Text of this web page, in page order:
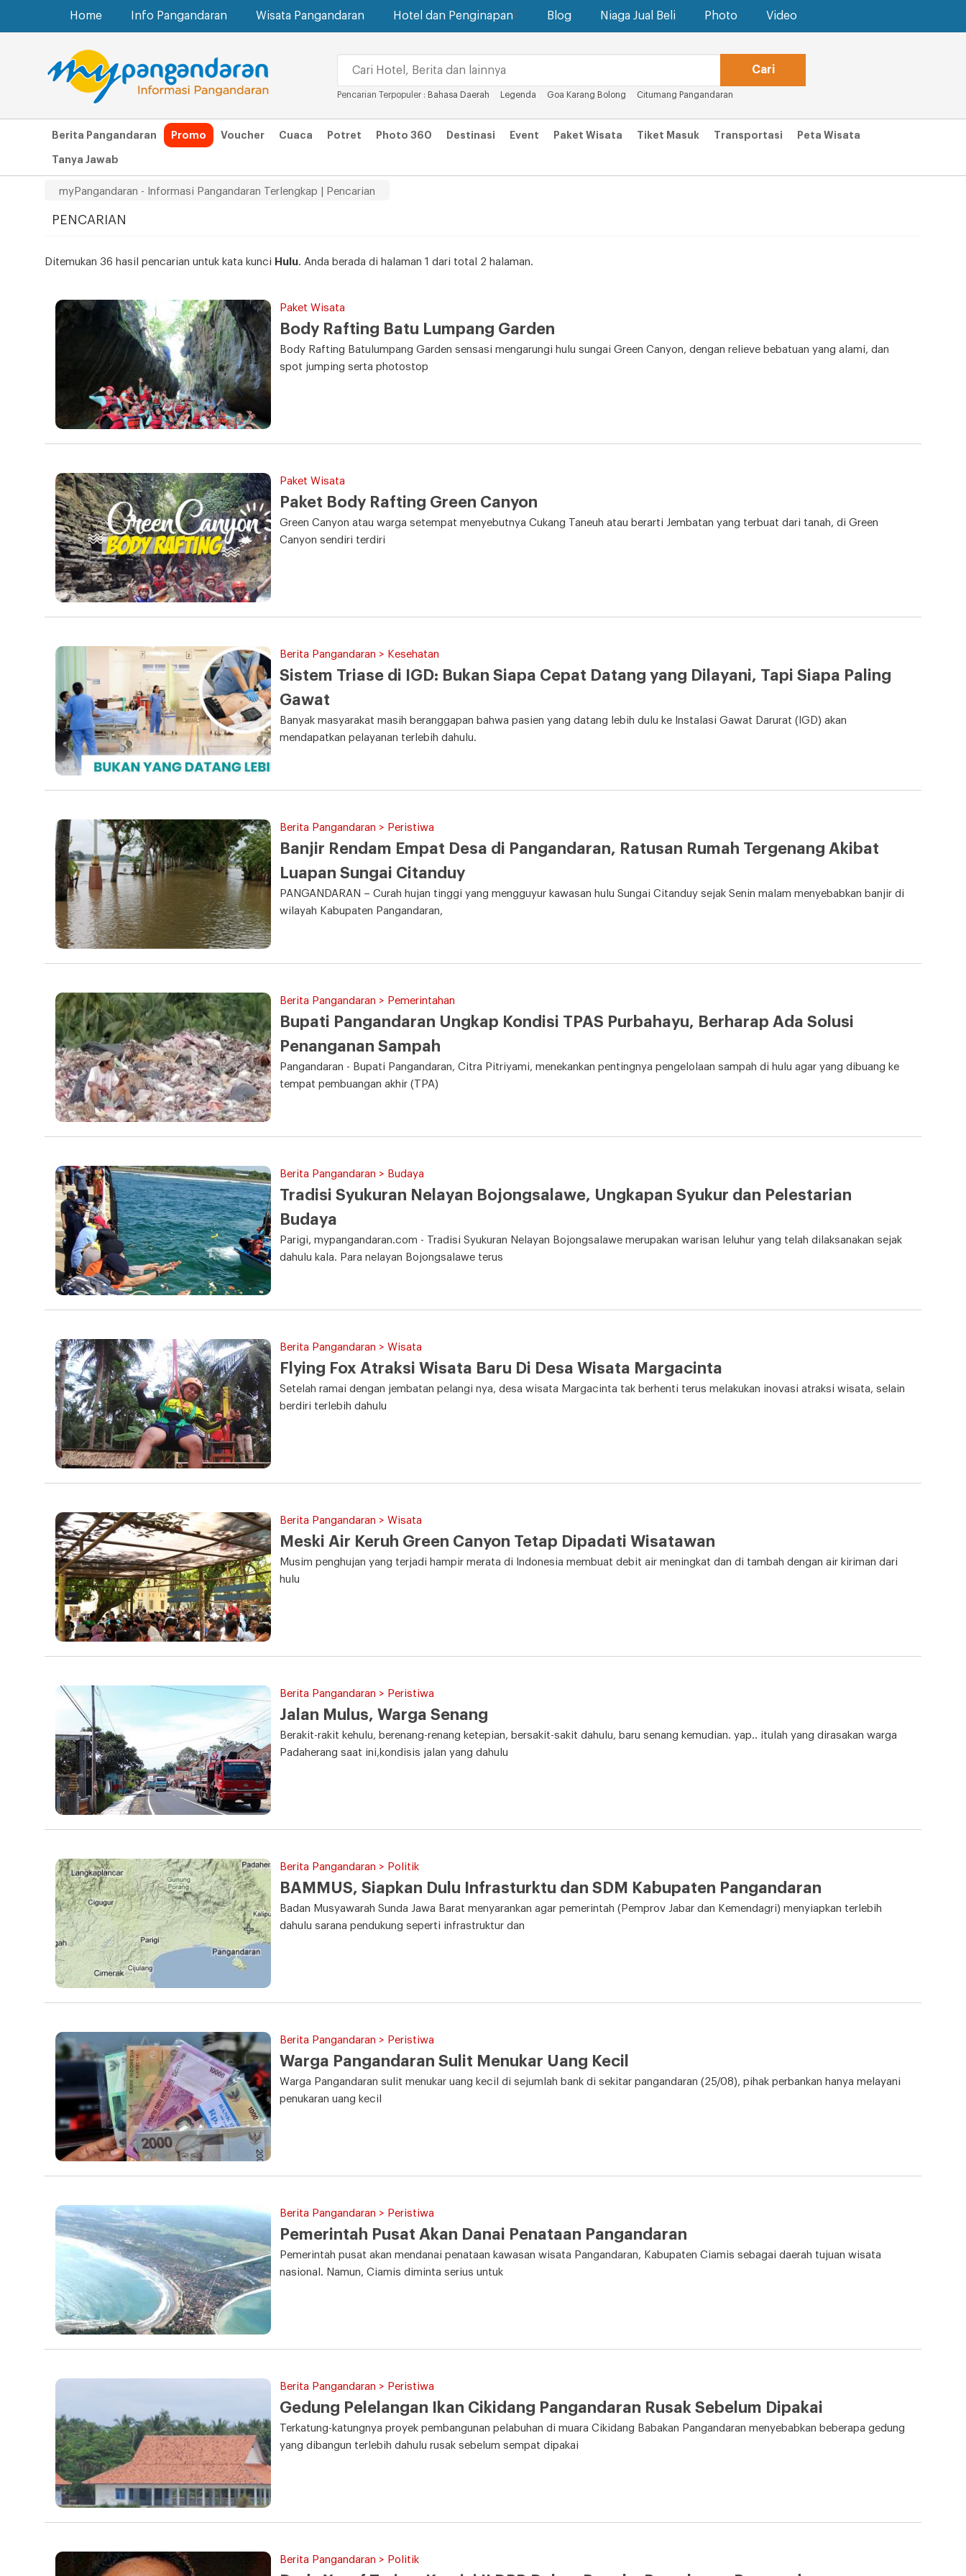
Home Info Pangandaran Wisata Pangandaran Hotel dan Penginapan Blog Niaga Jual Beli Photo Video
Pencarian Terpopuler : Bahasa Daerah Legenda Goa Karang Bolong Citumang Pangandaran
Berita Pangandaran Promo Voucher Cuaca Potret Photo 360 Destinasi Event Paket Wisata Tiket Masuk Transportasi Peta Wisata
Tanya Jawab
myPangandaran - Informasi Pangandaran Terlengkap | Pencarian
PENCARIAN
Ditemukan 36 hasil pencarian untuk kata kunci Hulu. Anda berada di halaman 1 dari total 2 halaman.
Paket Wisata
Body Rafting Batu Lumpang Garden
Body Rafting Batulumpang Garden sensasi mengarungi hulu sungai Green Canyon, dengan relieve bebatuan yang alami, dan
spot jumping serta photostop
Paket Wisata
Paket Body Rafting Green Canyon
Green Canyon atau warga setempat menyebutnya Cukang Taneuh atau berarti Jembatan yang terbuat dari tanah, di Green
Canyon sendiri terdiri
Berita Pangandaran > Kesehatan
Sistem Triase di IGD: Bukan Siapa Cepat Datang yang Dilayani, Tapi Siapa Paling
Gawat
Banyak masyarakat masih beranggapan bahwa pasien yang datang lebih dulu ke Instalasi Gawat Darurat (IGD) akan
mendapatkan pelayanan terlebih dahulu.
Berita Pangandaran > Peristiwa
Banjir Rendam Empat Desa di Pangandaran, Ratusan Rumah Tergenang Akibat
Luapan Sungai Citanduy
PANGANDARAN – Curah hujan tinggi yang mengguyur kawasan hulu Sungai Citanduy sejak Senin malam menyebabkan banjir di
wilayah Kabupaten Pangandaran,
Berita Pangandaran > Pemerintahan
Bupati Pangandaran Ungkap Kondisi TPAS Purbahayu, Berharap Ada Solusi
Penanganan Sampah
Pangandaran - Bupati Pangandaran, Citra Pitriyami, menekankan pentingnya pengelolaan sampah di hulu agar yang dibuang ke
tempat pembuangan akhir (TPA)
Berita Pangandaran > Budaya
Tradisi Syukuran Nelayan Bojongsalawe, Ungkapan Syukur dan Pelestarian
Budaya
Parigi, mypangandaran.com - Tradisi Syukuran Nelayan Bojongsalawe merupakan warisan leluhur yang telah dilaksanakan sejak
dahulu kala. Para nelayan Bojongsalawe terus
Berita Pangandaran > Wisata
Flying Fox Atraksi Wisata Baru Di Desa Wisata Margacinta
Setelah ramai dengan jembatan pelangi nya, desa wisata Margacinta tak berhenti terus melakukan inovasi atraksi wisata, selain
berdiri terlebih dahulu
Berita Pangandaran > Wisata
Meski Air Keruh Green Canyon Tetap Dipadati Wisatawan
Musim penghujan yang terjadi hampir merata di Indonesia membuat debit air meningkat dan di tambah dengan air kiriman dari
hulu
Berita Pangandaran > Peristiwa
Jalan Mulus, Warga Senang
Berakit-rakit kehulu, berenang-renang ketepian, bersakit-sakit dahulu, baru senang kemudian. yap.. itulah yang dirasakan warga
Padaherang saat ini,kondisis jalan yang dahulu
Berita Pangandaran > Politik
BAMMUS, Siapkan Dulu Infrasturktu dan SDM Kabupaten Pangandaran
Badan Musyawarah Sunda Jawa Barat menyarankan agar pemerintah (Pemprov Jabar dan Kemendagri) menyiapkan terlebih
dahulu sarana pendukung seperti infrastruktur dan
Berita Pangandaran > Peristiwa
Warga Pangandaran Sulit Menukar Uang Kecil
Warga Pangandaran sulit menukar uang kecil di sejumlah bank di sekitar pangandaran (25/08), pihak perbankan hanya melayani
penukaran uang kecil
Berita Pangandaran > Peristiwa
Pemerintah Pusat Akan Danai Penataan Pangandaran
Pemerintah pusat akan mendanai penataan kawasan wisata Pangandaran, Kabupaten Ciamis sebagai daerah tujuan wisata
nasional. Namun, Ciamis diminta serius untuk
Berita Pangandaran > Peristiwa
Gedung Pelelangan Ikan Cikidang Pangandaran Rusak Sebelum Dipakai
Terkatung-katungnya proyek pembangunan pelabuhan di muara Cikidang Babakan Pangandaran menyebabkan beberapa gedung
yang dibangun terlebih dahulu rusak sebelum sempat dipakai
Berita Pangandaran > Politik